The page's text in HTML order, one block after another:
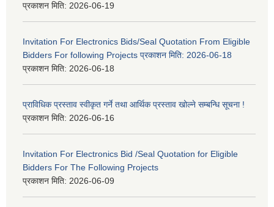
प्रकाशन मिति: 2026-06-19
Invitation For Electronics Bids/Seal Quotation From Eligible
Bidders For following Projects प्रकाशन मिति: 2026-06-18
प्रकाशन मिति: 2026-06-18
प्राविधिक प्रस्ताव स्वीकृत गर्ने तथा आर्थिक प्रस्ताव खोल्ने सम्बन्धि सूचना !
प्रकाशन मिति: 2026-06-16
Invitation For Electronics Bid /Seal Quotation for Eligible
Bidders For The Following Projects
प्रकाशन मिति: 2026-06-09